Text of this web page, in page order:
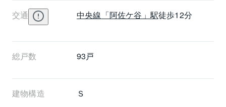
交通 中央線 「阿佐ケ谷」駅徒歩12分
総戸数 93戸
建物構造 Ｓ